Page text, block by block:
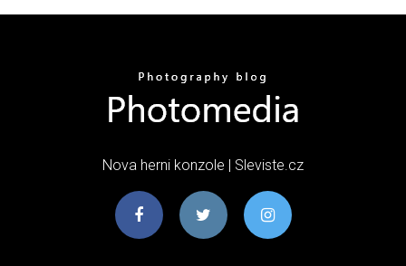
Nova herni konzole | Sleviste.cz